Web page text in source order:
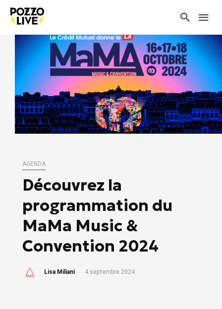
AGENDA
Découvrez la
programmation du
MaMa Music &
Convention 2024
Lisa Miliani 4 septembre 2024